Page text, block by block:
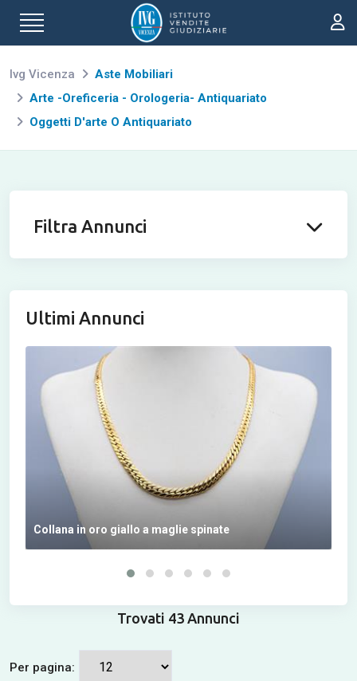
Ivg Vicenza
Aste Mobiliari
Arte -Oreficeria - Orologeria- Antiquariato
Oggetti D'arte O Antiquariato
Filtra Annunci
Ultimi Annunci
Collana in oro giallo a maglie spinate
Trovati 43 Annunci
Per pagina: